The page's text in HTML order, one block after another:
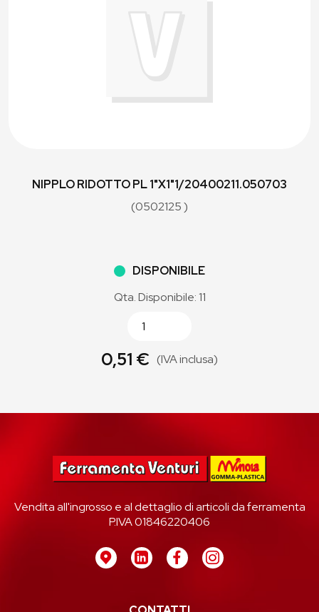
NIPPLO RIDOTTO PL 1"X1"1/20400211.050703
(0502125 )
DISPONIBILE
Qta. Disponibile: 11
0,51 € (IVA inclusa)
Vendita all'ingrosso e al dettaglio di articoli da ferramenta
P.IVA 01846220406